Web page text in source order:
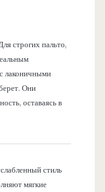
строгих пальто,
лаконичными
Они
оставаясь в
стиль
мягкие